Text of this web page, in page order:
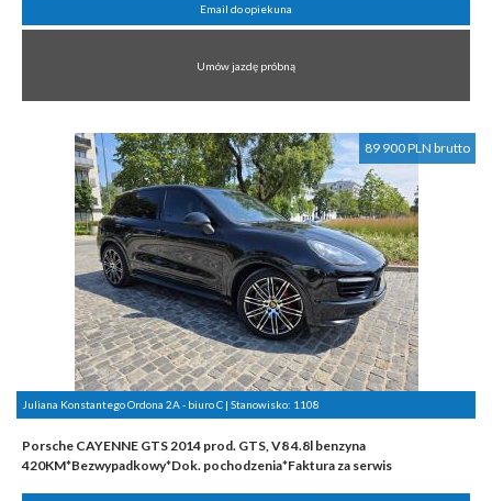
Email do opiekuna
Umów jazdę próbną
89 900 PLN brutto
Juliana Konstantego Ordona 2A - biuro C | Stanowisko: 1108
Porsche CAYENNE GTS 2014 prod. GTS, V8 4.8l benzyna
420KM*Bezwypadkowy*Dok. pochodzenia*Faktura za serwis